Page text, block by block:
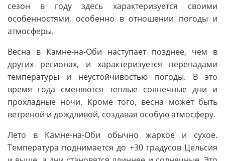
сезон в году здесь характеризуется своими
особенностями, особенно в отношении погоды и
атмосферы.
Весна в Камне-на-Оби наступает позднее, чем в
других регионах, и характеризуется перепадами
температуры и неустойчивостью погоды. В это
время года сменяются теплые солнечные дни и
прохладные ночи. Кроме того, весна может быть
ветреной и дождливой, создавая особую атмосферу.
Лето в Камне-на-Оби обычно жаркое и сухое.
Температура поднимается до +30 градусов Цельсия